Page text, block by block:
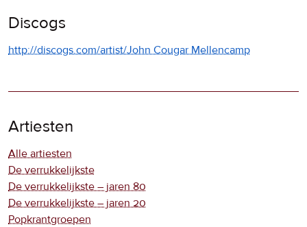
Discogs
http://discogs.com/artist/John Cougar Mellencamp
Artiesten
Alle artiesten
De verrukkelijkste
De verrukkelijkste – jaren 80
De verrukkelijkste – jaren 20
Popkrantgroepen